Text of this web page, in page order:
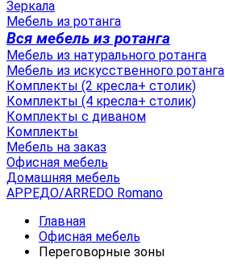
Зеркала
Мебель из ротанга
Вся мебель из ротанга
Мебель из натурального ротанга
Мебель из искусственного ротанга
Комплекты (2 кресла+ столик)
Комплекты (4 кресла+ столик)
Комплекты с диваном
Комплекты
Мебель на заказ
Офисная мебель
Домашняя мебель
АРРЕДО/ARREDO Romano
Главная
Офисная мебель
Переговорные зоны